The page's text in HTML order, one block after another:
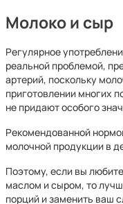
Молоко и сыр
Регулярное
реальной проблемой,
артерий, поскольку
приготовлении многих
не придают особого
Рекомендованной
молочной продукции в
Поэтому, если вы
маслом и сыром, то
порций и заменить ваш